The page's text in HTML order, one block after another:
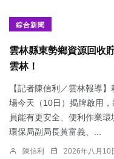
綜合新聞
雲林縣東勢鄉資源回收
雲林！
【記者陳信利／雲林報導
場今天（10日）揭牌啟用
員能有更安全、便利作業
環保局副局長黃富義、...
陳信利 2026年八月10